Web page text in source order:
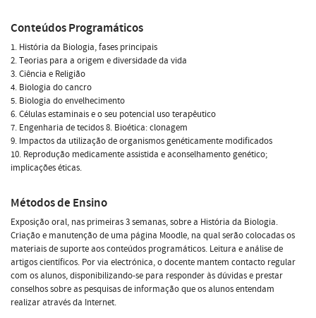
Conteúdos Programáticos
1. História da Biologia, fases principais
2. Teorias para a origem e diversidade da vida
3. Ciência e Religião
4. Biologia do cancro
5. Biologia do envelhecimento
6. Células estaminais e o seu potencial uso terapêutico
7. Engenharia de tecidos 8. Bioética: clonagem
9. Impactos da utilização de organismos genéticamente modificados
10. Reprodução medicamente assistida e aconselhamento genético;
implicações éticas.
Métodos de Ensino
Exposição oral, nas primeiras 3 semanas, sobre a História da Biologia.
Criação e manutenção de uma página Moodle, na qual serão colocadas os
materiais de suporte aos conteúdos programáticos. Leitura e análise de
artigos científicos. Por via electrónica, o docente mantem contacto regular
com os alunos, disponibilizando-se para responder às dúvidas e prestar
conselhos sobre as pesquisas de informação que os alunos entendam
realizar através da Internet.